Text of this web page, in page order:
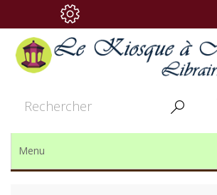

Menu